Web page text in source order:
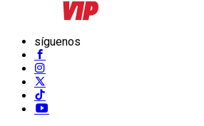
síguenos